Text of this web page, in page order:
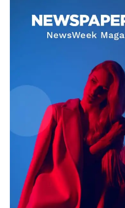
AIN NEWS 1
Contact Us
Privacy Policy
Terms of Use Agreement
Facebook
X WhatsApp
Share